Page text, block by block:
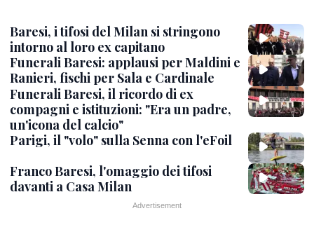
Baresi, i tifosi del Milan si stringono
intorno al loro ex capitano
Funerali Baresi: applausi per Maldini e
Ranieri, fischi per Sala e Cardinale
Funerali Baresi, il ricordo di ex
compagni e istituzioni: "Era un padre,
un'icona del calcio"
Parigi, il "volo" sulla Senna con l'eFoil
Franco Baresi, l'omaggio dei tifosi
davanti a Casa Milan